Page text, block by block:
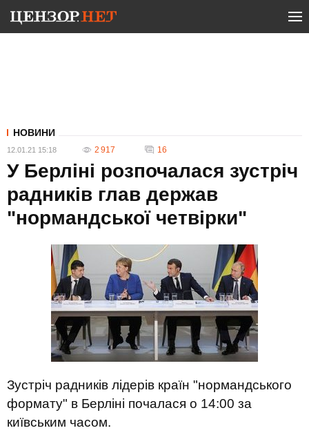
НОВИНИ
12.01.21 15:18 2 917 16
У Берліні розпочалася зустріч
радників глав держав
"нормандської четвірки"
Зустріч радників лідерів країн "нормандського
формату" в Берліні почалася о 14:00 за
київським часом.